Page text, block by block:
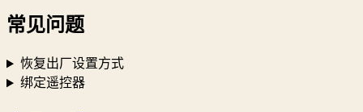
常见问题
恢复出厂设置方式
绑定遥控器